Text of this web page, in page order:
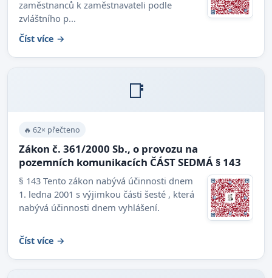
zaměstnanců k zaměstnavateli podle
zvláštního p...
Číst více →
📑
🔥 62× přečteno
Zákon č. 361/2000 Sb., o provozu na
pozemních komunikacích ČÁST SEDMÁ § 143
§ 143 Tento zákon nabývá účinnosti dnem
1. ledna 2001 s výjimkou části šesté , která
nabývá účinnosti dnem vyhlášení.
Číst více →